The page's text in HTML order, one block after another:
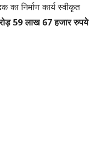
निर्माण कार्य स्वीकृत
59 लाख 67 हजार रुपये